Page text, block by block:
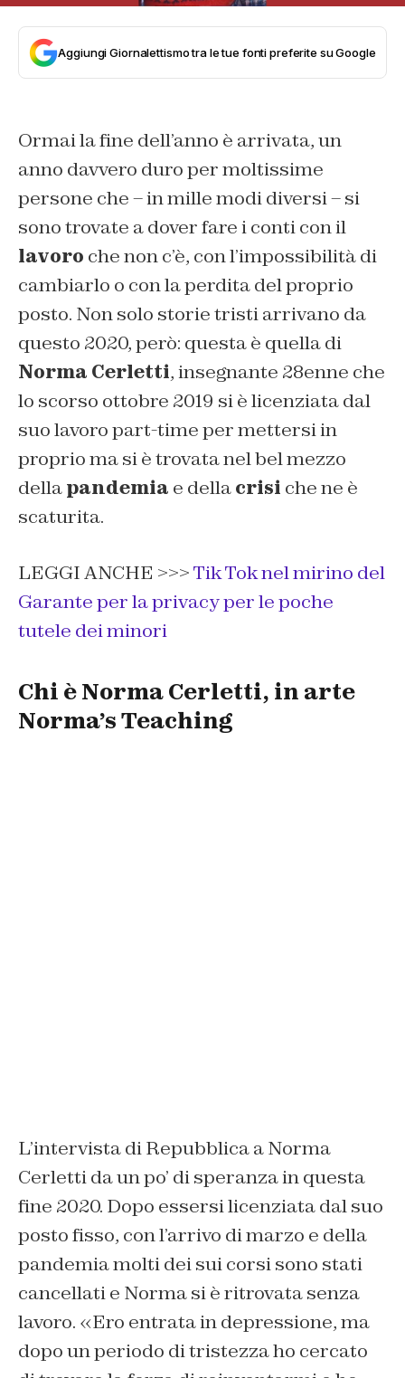
Aggiungi Giornalettismo tra le tue fonti preferite su Google
Ormai la fine dell’anno è arrivata, un
anno davvero duro per moltissime
persone che – in mille modi diversi – si
sono trovate a dover fare i conti con il
lavoro che non c’è, con l’impossibilità di
cambiarlo o con la perdita del proprio
posto. Non solo storie tristi arrivano da
questo 2020, però: questa è quella di
Norma Cerletti, insegnante 28enne che
lo scorso ottobre 2019 si è licenziata dal
suo lavoro part-time per mettersi in
proprio ma si è trovata nel bel mezzo
dellapandemia e dellacrisi che ne è
scaturita.
LEGGI ANCHE >>>Tik Tok nel mirino del
Garante per la privacy per le poche
tutele dei minori
Chi è Norma Cerletti, in arte
Norma’s Teaching
L’intervista di Repubblica a Norma
Cerletti da un po’ di speranza in questa
fine 2020. Dopo essersi licenziata dal suo
posto fisso, con l’arrivo di marzo e della
pandemia molti dei sui corsi sono stati
cancellati e Norma si è ritrovata senza
lavoro. «Ero entrata in depressione, ma
dopo un periodo di tristezza ho cercato